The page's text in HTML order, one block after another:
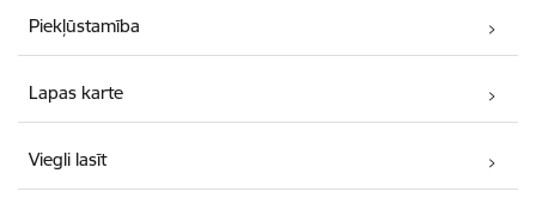
Piekļūstamība
Lapas karte
Viegli lasīt